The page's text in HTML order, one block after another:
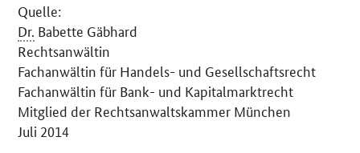
Quelle:
Dr. Babette Gäbhard
Rechtsanwältin
Fachanwältin für Handels- und Gesellschaftsrecht
Fachanwältin für Bank- und Kapitalmarktrecht
Mitglied der Rechtsanwaltskammer München
Juli 2014